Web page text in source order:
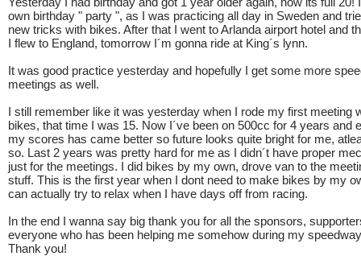
own birthday " party ", as I was practicing all day in Sweden and
new tricks with bikes. After that I went to Arlanda airport hotel and
I flew to England, tomorrow I´m gonna ride at King´s lynn.
It was good practice yesterday and hopefully I get some more
meetings as well.
I still remember like it was yesterday when I rode my first meeting
bikes, that time I was 15. Now I´ve been on 500cc for 4 years and
my scores has came better so future looks quite bright for me,
so. Last 2 years was pretty hard for me as I didn´t have proper
just for the meetings. I did bikes by my own, drove van to the
stuff. This is the first year when I dont need to make bikes by my
can actually try to relax when I have days off from racing.
In the end I wanna say big thank you for all the sponsors,
everyone who has been helping me somehow during my
Thank you!